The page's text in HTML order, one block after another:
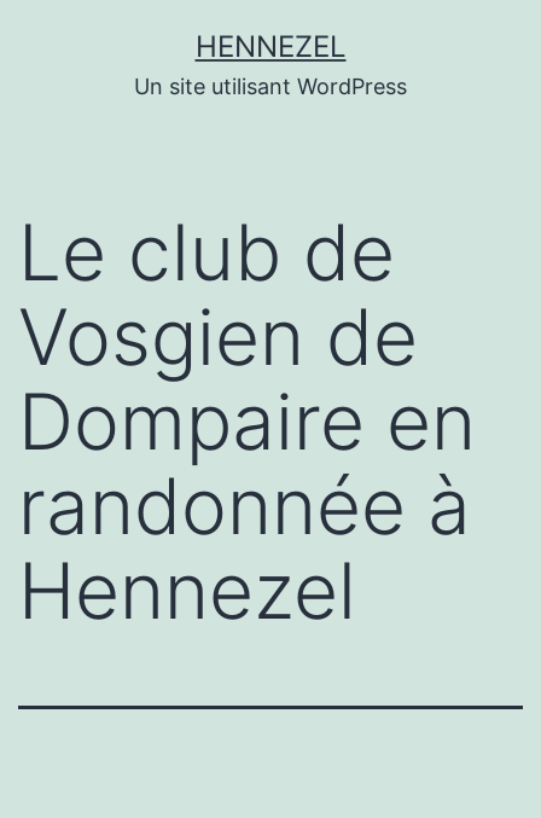
HENNEZEL
Un site utilisant WordPress
Le club de
Vosgien de
Dompaire en
randonnée à
Hennezel